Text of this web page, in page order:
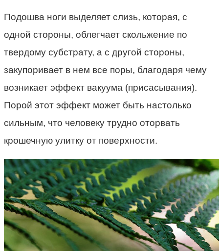
Подошва ноги выделяет слизь, которая, с
одной стороны, облегчает скольжение по
твердому субстрату, а с другой стороны,
закупоривает в нем все поры, благодаря чему
возникает эффект вакуума (присасывания).
Порой этот эффект может быть настолько
сильным, что человеку трудно оторвать
крошечную улитку от поверхности.